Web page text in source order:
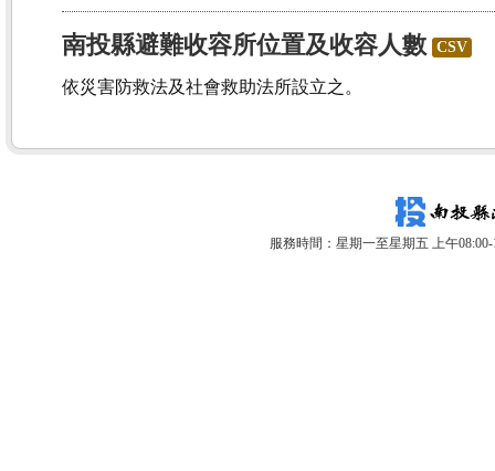
南投縣避難收容所位置及收容人數 CSV
依災害防救法及社會救助法所設立之。
服務時間：星期一至星期五 上午